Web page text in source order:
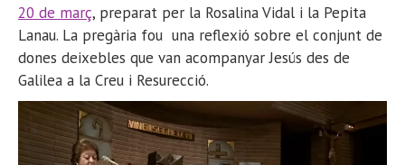
20 de març, preparat per la Rosalina Vidal i la Pepita
Lanau. La pregària fou una reflexió sobre el conjunt de
dones deixebles que van acompanyar Jesús des de
Galilea a la Creu i Resurecció.